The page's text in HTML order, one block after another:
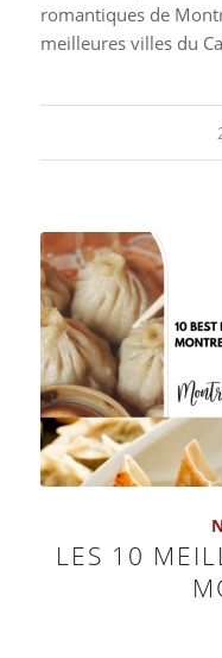
romantiques de
meilleures villes du
LES 10